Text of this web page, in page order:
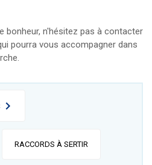
bonheur, n'hésitez pas à contacter
pourra vous accompagner dans
RACCORDS À SERTIR